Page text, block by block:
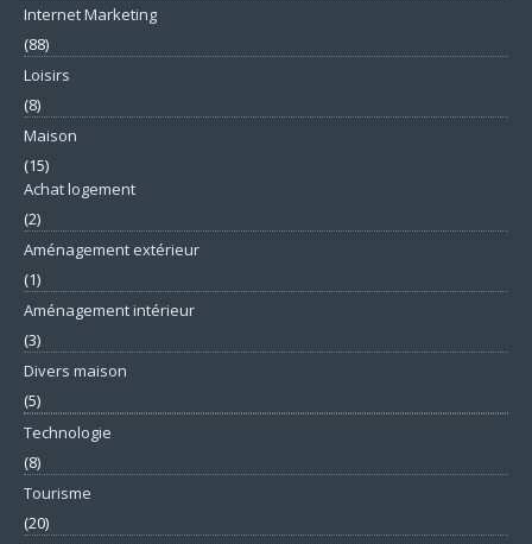
Internet Marketing
(88)
Loisirs
(8)
Maison
(15)
Achat logement
(2)
Aménagement extérieur
(1)
Aménagement intérieur
(3)
Divers maison
(5)
Technologie
(8)
Tourisme
(20)